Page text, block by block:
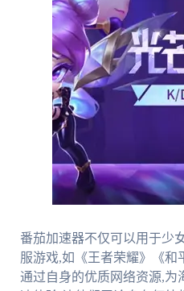
番茄加速器不仅可以用于少
服游戏,如《王者荣耀》《和
通过自身的优质网络资源,为